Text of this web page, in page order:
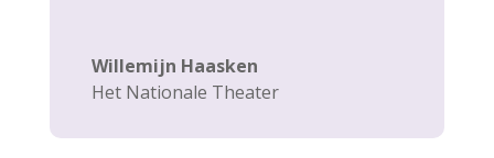
Willemijn Haasken
Het Nationale Theater